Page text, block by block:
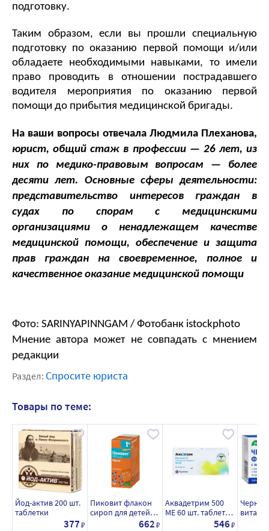
подготовку.
Таким образом, если вы прошли специальную
подготовку по оказанию первой помощи и/или
обладаете необходимыми навыками, то имели
право проводить в отношении пострадавшего
водителя мероприятия по оказанию первой
помощи до прибытия медицинской бригады.
юрист, общий стаж в профессии — 26 лет, из
них по медико-правовым вопросам — более
десяти лет. Основные сферы деятельности:
представительство интересов граждан в
судах по спорам с медицинскими
организациями о ненадлежащем качестве
медицинской помощи, обеспечение и защита
прав граждан на своевременное, полное и
качественное оказание медицинской помощи
Фото: SARINYAPINNGAM / Фотобанк istockphoto
Мнение автора может не совпадать с мнением
редакции
Раздел: Спросите юриста
Товары по теме:
Йод-актив 200 шт.
таблетки
377₽
Пиковит флакон
сироп для детей
662₽
Аквадетрим 500
МЕ 60 шт. таблетки
растворимые546₽